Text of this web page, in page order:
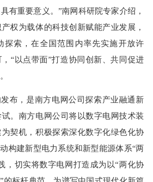
有重要意义。”南网科研院专家介绍，
权为载体的科技创新赋能产业发展，
探索，在全国范围内率先实施开放许
“以点带面”打造协同创新、共同促进
发布，是南方电网公司探索产业融通新
。南方电网公司将以数字电网技术装
契机，积极探索深化数字化绿色化协
构建新型电力系统和新型能源体系“两
，切实将数字电网打造成为以“两化协